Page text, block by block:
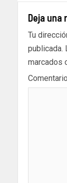
Deja una
Tu
publicada.
marcados
Comentario